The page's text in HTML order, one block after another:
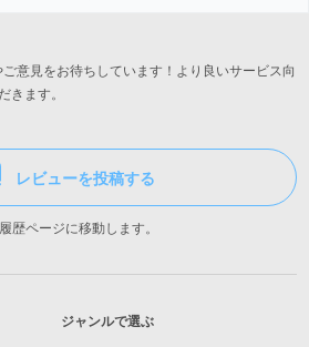
意見をお待ちしています！より良いサービス向
きます。
レビューを投稿する
歴ページに移動します。
ジャンルで選ぶ